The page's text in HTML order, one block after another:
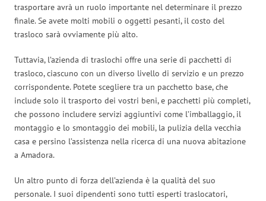
trasportare avrà un ruolo importante nel determinare il prezzo
finale. Se avete molti mobili o oggetti pesanti, il costo del
trasloco sarà ovviamente più alto.
Tuttavia, l’azienda di traslochi offre una serie di pacchetti di
trasloco, ciascuno con un diverso livello di servizio e un prezzo
corrispondente. Potete scegliere tra un pacchetto base, che
include solo il trasporto dei vostri beni, e pacchetti più completi,
che possono includere servizi aggiuntivi come l’imballaggio, il
montaggio e lo smontaggio dei mobili, la pulizia della vecchia
casa e persino l’assistenza nella ricerca di una nuova abitazione
a Amadora.
Un altro punto di forza dell’azienda è la qualità del suo
personale. I suoi dipendenti sono tutti esperti traslocatori,